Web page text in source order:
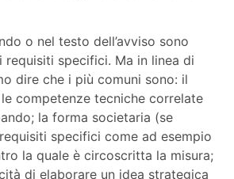
o nel testo dell’avviso sono
specifici. Ma in linea di
dire che i più comuni sono: il
competenze tecniche correlate
la forma societaria (se
specifici come ad esempio
la quale è circoscritta la misura;
di elaborare un idea strategica